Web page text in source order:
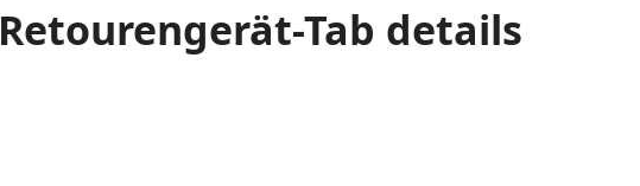
Retourengerät-Tab details